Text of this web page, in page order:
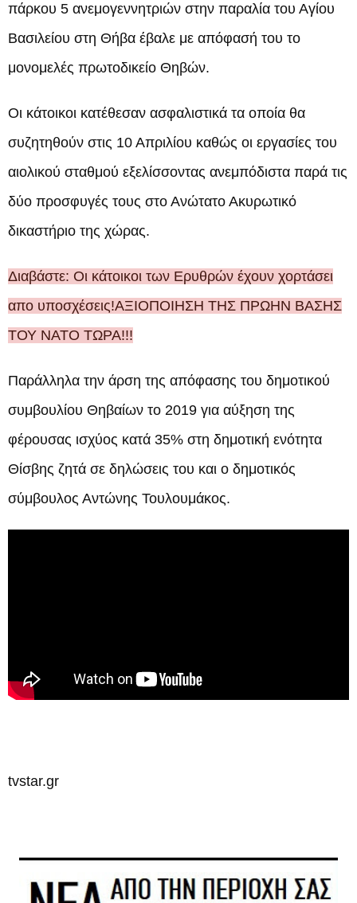
πάρκου 5 ανεμογεννητριών στην παραλία του Αγίου
Βασιλείου στη Θήβα έβαλε με απόφασή του το
μονομελές πρωτοδικείο Θηβών.
Οι κάτοικοι κατέθεσαν ασφαλιστικά τα οποία θα
συζητηθούν στις 10 Απριλίου καθώς οι εργασίες του
αιολικού σταθμού εξελίσσοντας ανεμπόδιστα παρά τις
δύο προσφυγές τους στο Ανώτατο Ακυρωτικό
δικαστήριο της χώρας.
Διαβάστε: Οι κάτοικοι των Ερυθρών έχουν χορτάσει
απο υποσχέσεις!ΑΞΙΟΠΟΙΗΣΗ ΤΗΣ ΠΡΩΗΝ ΒΑΣΗΣ
ΤΟΥ ΝΑΤΟ ΤΩΡΑ!!!
Παράλληλα την άρση της απόφασης του δημοτικού
συμβουλίου Θηβαίων το 2019 για αύξηση της
φέρουσας ισχύος κατά 35% στη δημοτική ενότητα
Θίσβης ζητά σε δηλώσεις του και ο δημοτικός
σύμβουλος Αντώνης Τουλουμάκος.
tvstar.gr